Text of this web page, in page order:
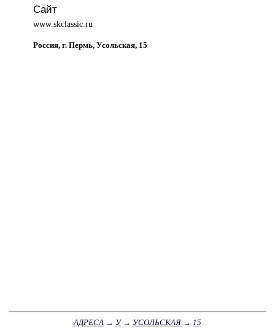
Сайт
www.skclassic.ru
Россия, г. Пермь, Усольская, 15
АДРЕСА → У→ УСОЛЬСКАЯ → 15